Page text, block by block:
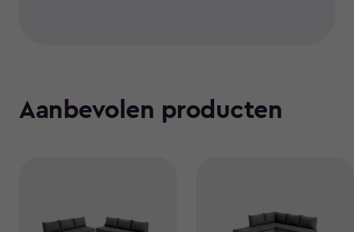
Aanbevolen producten